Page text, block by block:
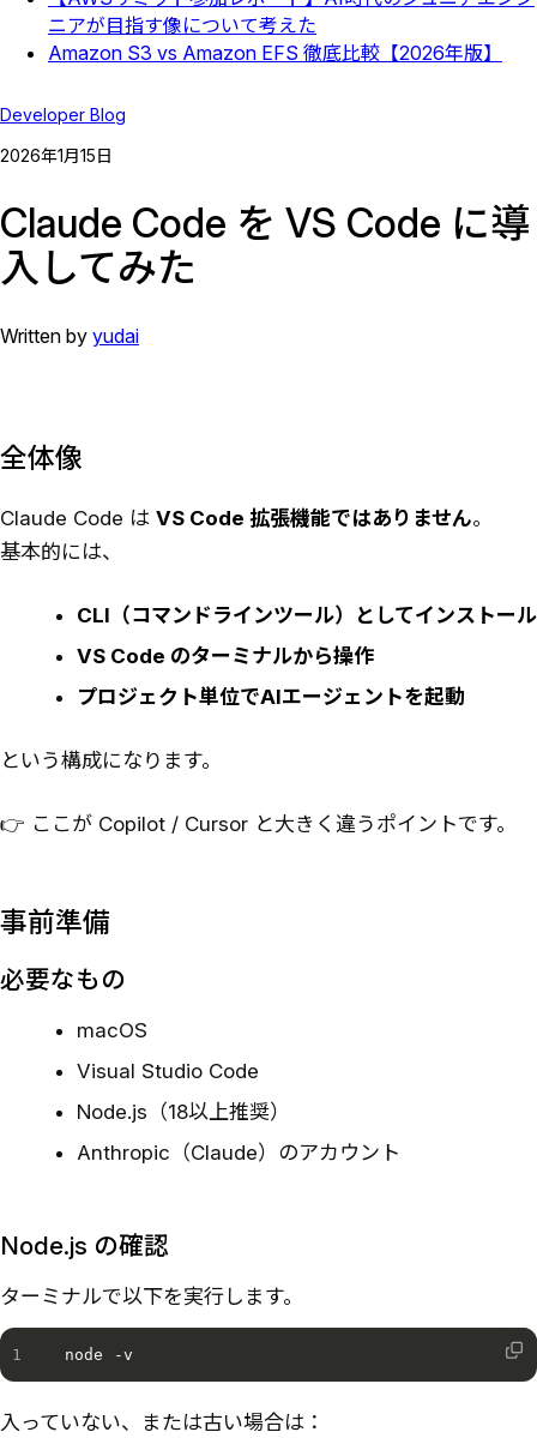
ニアが目指す像について考えた
Amazon S3 vs Amazon EFS 徹底比較【2026年版】
Developer Blog
2026年1月15日
Claude Code を VS Code に導
入してみた
Written by yudai
全体像
Claude Code は VS Code 拡張機能ではありません。
基本的には、
CLI（コマンドラインツール）としてインストール
VS Code のターミナルから操作
プロジェクト単位でAIエージェントを起動
という構成になります。
👉 ここが Copilot / Cursor と大きく違うポイントです。
事前準備
必要なもの
macOS
Visual Studio Code
Node.js（18以上推奨）
Anthropic（Claude）のアカウント
Node.js の確認
ターミナルで以下を実行します。
node -v
入っていない、または古い場合は：